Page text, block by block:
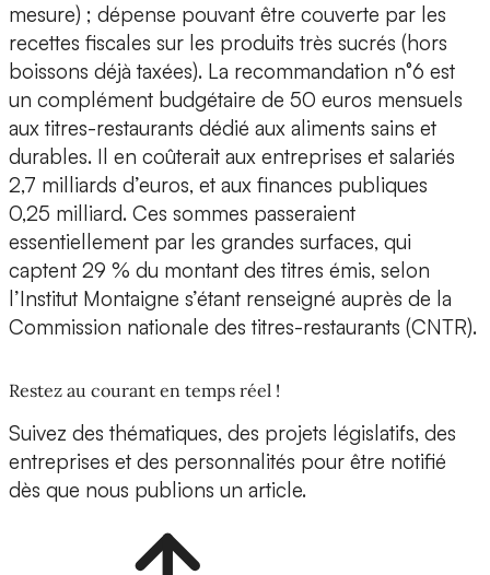
mesure) ; dépense pouvant être couverte par les
recettes fiscales sur les produits très sucrés (hors
boissons déjà taxées). La recommandation n°6 est
un complément budgétaire de 50 euros mensuels
aux titres-restaurants dédié aux aliments sains et
durables. Il en coûterait aux entreprises et salariés
2,7 milliards d’euros, et aux finances publiques
0,25 milliard. Ces sommes passeraient
essentiellement par les grandes surfaces, qui
captent 29 % du montant des titres émis, selon
l’Institut Montaigne s’étant renseigné auprès de la
Commission nationale des titres-restaurants (CNTR).
Restez au courant en temps réel !
Suivez des thématiques, des projets législatifs, des
entreprises et des personnalités pour être notifié
dès que nous publions un article.